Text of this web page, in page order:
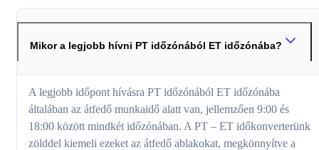
Mikor a legjobb hívni PT időzónából ET időzónába?
A legjobb időpont hívásra PT időzónából ET időzónába
általában az átfedő munkaidő alatt van, jellemzően 9:00 és
18:00 között mindkét időzónában. A PT – ET időkonverterünk
zölddel kiemeli ezeket az átfedő ablakokat, megkönnyítve a